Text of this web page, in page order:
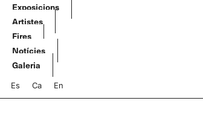
Vés
contingut
Exposicions
Artistes
Fires
Notícies
Galeria
Es Ca En